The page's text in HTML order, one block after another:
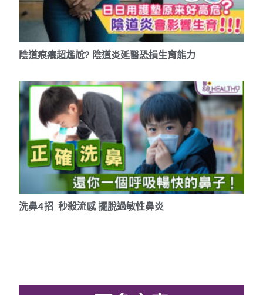
陰道痕癢超尷尬? 陰道炎延醫恐損生育能力
洗鼻4招 秒殺流感 擺脫過敏性鼻炎